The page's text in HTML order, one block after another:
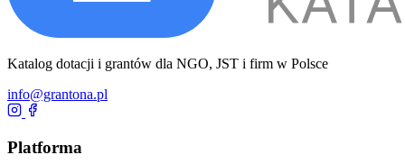
Katalog dotacji i grantów dla NGO, JST i firm w Polsce
info@grantona.pl
Platforma